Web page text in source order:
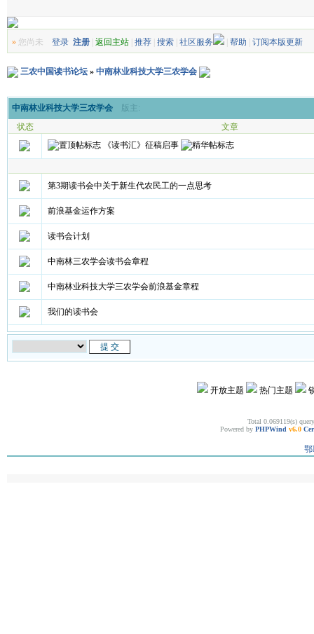
»您尚未 登录 注册| 返回主站| 推荐| 搜索| 社区服务 | 帮助 订阅本版更新
三农中国读书论坛» 中南林业科技大学三农学会
中南林业科技大学三农学会版主:
状态
文章
《读书汇》征稿启事
第3期读书会中关于新生代农民工的一点思考
前浪基金运作方案
读书会计划
中南林三农学会读书会章程
中南林业科技大学三农学会前浪基金章程
我们的读书会
开放主题 热门主题
Total 0.069119(s)
Powered by PHPWind v6.0
鄂